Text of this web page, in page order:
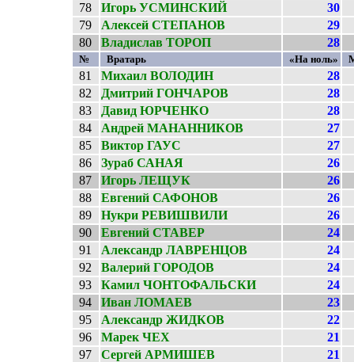
78
Игорь УСМИНСКИЙ
30
79
Алексей СТЕПАНОВ
29
80
Владислав ТОРОП 28
№ Вратарь «На ноль»
81 Михаил ВОЛОДИН
28
82
Дмитрий ГОНЧАРОВ
28
83
Давид ЮРЧЕНКО
28
84
Андрей МАНАННИКОВ
27
85
Виктор ГАУС
27
86
Зураб САНАЯ
26
87
Игорь ЛЕЩУК
26
88
Евгений САФОНОВ
26
89
Нукри РЕВИШВИЛИ
26
90
Евгений СТАВЕР
24
91
Александр ЛАВРЕНЦОВ
24
92
Валерий ГОРОДОВ
24
93
Камил ЧОНТОФАЛЬСКИ
24
94
Иван ЛОМАЕВ
23
95
Александр ЖИДКОВ
22
96
Марек ЧЕХ
21
97
Сергей АРМИШЕВ
21